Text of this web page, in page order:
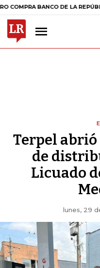
BANCO DE LA REPÚBLICA $
Terpel
de
Licuado
lunes, 29